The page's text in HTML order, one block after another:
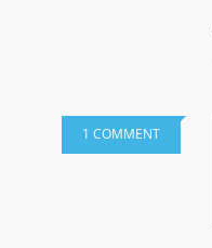
1 COMMENT